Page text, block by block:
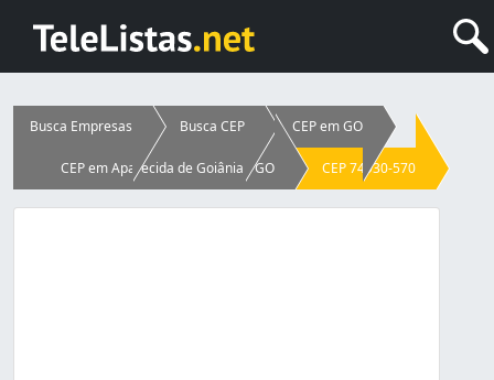
Busca Empresas Busca CEP CEP em GO
CEP em Aparecida de Goiânia - GO CEP 74930-570